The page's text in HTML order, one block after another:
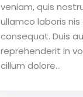
veniam, quis
ullamco laboris
consequat. Duis
reprehenderit in
cillum dolore...